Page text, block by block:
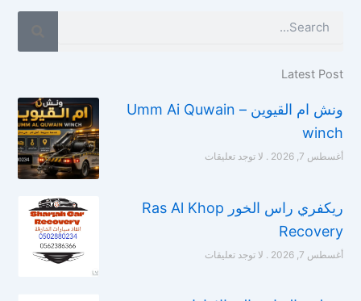
Latest Post
ونش ام القيوين – Umm Ai Quwain
winch
أغسطس 7, 2026 لا توجد تعليقات
ريكفري راس الخور Ras Al Khop
Recovery
أغسطس 7, 2026 لا توجد تعليقات